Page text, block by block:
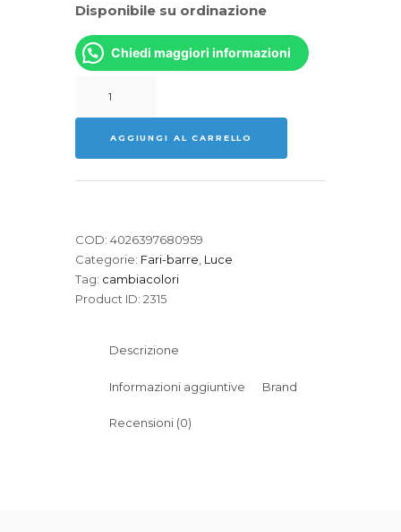
Disponibile su ordinazione
Chiedi maggiori informazioni
IP
16
quantità
AGGIUNGI AL CARRELLO
COD: 4026397680959
Categorie: Fari-barre, Luce
Tag: cambiacolori
Product ID: 2315
Descrizione
Informazioni aggiuntive Brand
Recensioni (0)